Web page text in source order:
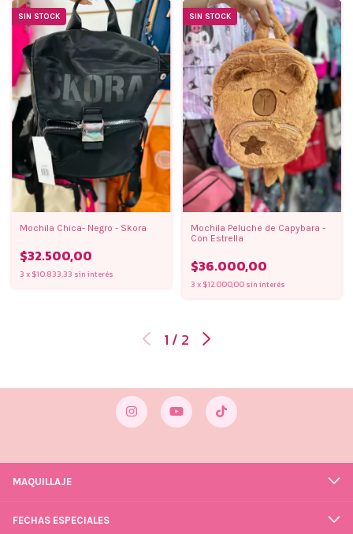
SIN STOCK
Mochila Chica- Negro - Skora
$32.500,00
3 x $10.833,33 sin interés
SIN STOCK
Mochila Peluche de Capybara -
Con Estrella
$36.000,00
3 x $12.000,00 sin interés
1 / 2
MAQUILLAJE
FECHAS ESPECIALES